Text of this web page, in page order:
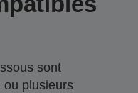
sont
ou plusieurs